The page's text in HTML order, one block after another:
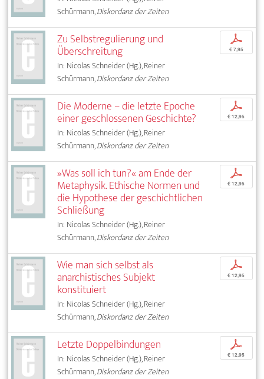
Schürmann,Diskordanz der Zeiten
Zu Selbstregulierung und
Überschreitung
In: Nicolas Schneider (Hg.), Reiner
Schürmann,Diskordanz der Zeiten
p
€ 7,95
Die Moderne – die letzte Epoche
einer geschlossenen Geschichte?
In: Nicolas Schneider (Hg.), Reiner
Schürmann,Diskordanz der Zeiten
p
€ 12,95
»Was soll ich tun?« am Ende der
Metaphysik. Ethische Normen und
die Hypothese der geschichtlichen
Schließung
In: Nicolas Schneider (Hg.), Reiner
Schürmann,Diskordanz der Zeiten
p
€ 12,95
Wie man sich selbst als
anarchistisches Subjekt
konstituiert
In: Nicolas Schneider (Hg.), Reiner
Schürmann,Diskordanz der Zeiten
p
€ 12,95
Letzte Doppelbindungen
In: Nicolas Schneider (Hg.), Reiner
Schürmann,Diskordanz der Zeiten
p
€ 12,95